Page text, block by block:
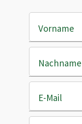
Vorname
Nachname
E-Mail